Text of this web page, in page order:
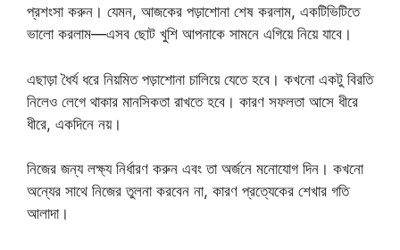
প্রশংসা করুন। যেমন, আজকের পড়াশোনা শেষ করলাম, একটিভিটিতে
ভালো করলাম—এসব ছোট খুশি আপনাকে সামনে এগিয়ে নিয়ে যাবে।
এছাড়া ধৈর্য ধরে নিয়মিত পড়াশোনা চালিয়ে যেতে হবে। কখনো একটু বিরতি
নিলেও লেগে থাকার মানসিকতা রাখতে হবে। কারণ সফলতা আসে ধীরে
ধীরে, একদিনে নয়।
নিজের জন্য লক্ষ্য নির্ধারণ করুন এবং তা অর্জনে মনোযোগ দিন। কখনো
অন্যের সাথে নিজের তুলনা করবেন না, কারণ প্রত্যেকের শেখার গতি
আলাদা।